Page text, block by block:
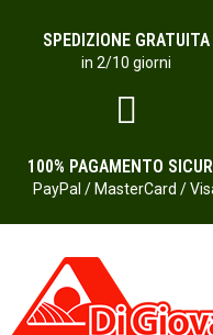
SPEDIZIONE GRATUITA
in 2/10 giorni
100% PAGAMENTO
PayPal / MasterCard /